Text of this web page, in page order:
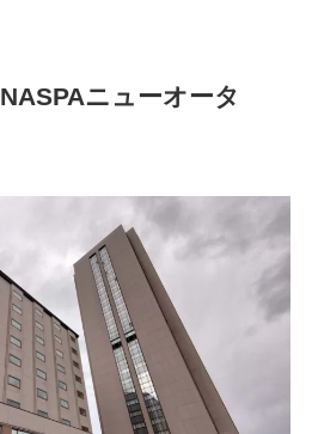
NASPAニューオータ